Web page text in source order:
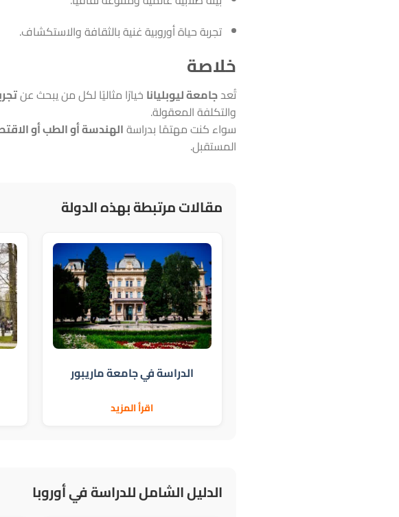
تجربة حياة أوروبية غنية بالثقافة والاستكشاف.
خلاصة
تُعدجامعة ليوبليانا خيارًا مثاليًا لكل من يبحث عن
والتكلفة المعقولة.
سواء كنت مهتمًا بدراسةالهندسة أو الطب أو
المستقبل.
مقالات مرتبطة بهذه الدولة
الدراسة في جامعة ماريبور
اقرأ المزيد
الدليل الشامل للدراسة في أوروبا